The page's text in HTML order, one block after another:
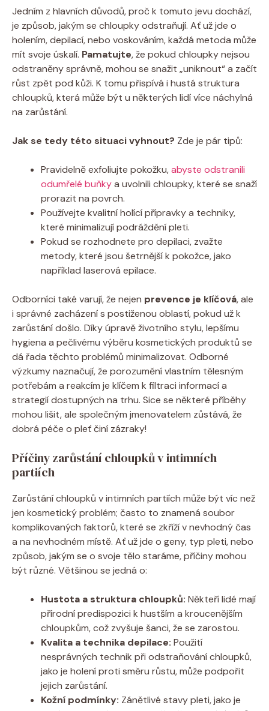
Jedním z hlavních důvodů, proč k tomuto jevu dochází,
je způsob, jakým se chloupky odstraňují. Ať už jde o
holením, depilací, nebo voskováním, každá metoda může
mít svoje úskalí. Pamatujte, že pokud chloupky nejsou
odstraněny správně, mohou se snažit „uniknout“ a začít
růst zpět pod kůži. K tomu přispívá i hustá struktura
chloupků, která může být u některých lidí více náchylná
na zarůstání.
Jak se tedy této situaci vyhnout? Zde je pár tipů:
Pravidelně exfoliujte pokožku,abyste odstranili
odumřelé buňkya uvolnili chloupky, které se snaží
prorazit na povrch.
Používejte kvalitní holící přípravky a techniky,
které minimalizují podráždění pleti.
Pokud se rozhodnete pro depilaci, zvažte
metody, které jsou šetrnější k pokožce, jako
například laserová epilace.
Odborníci také varují, že nejen prevence je klíčová, ale
i správné zacházení s postiženou oblastí, pokud už k
zarůstání došlo. Díky úpravě životního stylu, lepšímu
hygiena a pečlivému výběru kosmetických produktů se
dá řada těchto problémů minimalizovat. Odborné
výzkumy naznačují, že porozumění vlastním tělesným
potřebám a reakcím je klíčem k filtraci informací a
strategií dostupných na trhu. Sice se některé příběhy
mohou lišit, ale společným jmenovatelem zůstává, že
dobrá péče o pleť činí zázraky!
Příčiny zarůstání chloupků v intimních
partiích
Zarůstání chloupků v intimních partiích může být víc než
jen kosmetický problém; často to znamená soubor
komplikovaných faktorů, které se zkříží v nevhodný čas
a na nevhodném místě. Ať už jde o geny, typ pleti, nebo
způsob, jakým se o svoje tělo staráme, příčiny mohou
být různé. Většinou se jedná o:
Hustota a struktura chloupků: Někteří lidé mají
přírodní predispozici k hustším a kroucenějším
chloupkům, což zvyšuje šanci, že se zarostou.
Kvalita a technika depilace: Použití
nesprávných technik při odstraňování chloupků,
jako je holení proti směru růstu, může podpořit
jejich zarůstání.
Kožní podmínky: Zánětlivé stavy pleti, jako je